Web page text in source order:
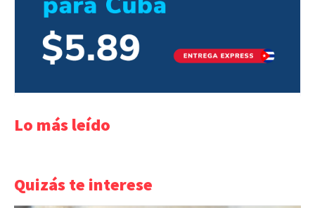
Lo más leído
Quizás te interese